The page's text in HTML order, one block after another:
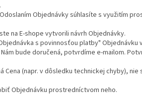
Objednávky súhlasíte s využitím
na E-shope vytvorili návrh Objednávky.
s povinnosťou platby" Objednávku
bude doručená, potvrdíme e-mailom.
(napr. v dôsledku technickej chyby), nie
Objednávku prostredníctvom neho.